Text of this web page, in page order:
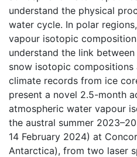
understand the physical
water cycle. In polar
vapour isotopic
understand the link
snow isotopic
climate records from ice
present a novel 2.5-month
atmospheric water vapour
the austral summer
14 February 2024) at
Antarctica), from two laser